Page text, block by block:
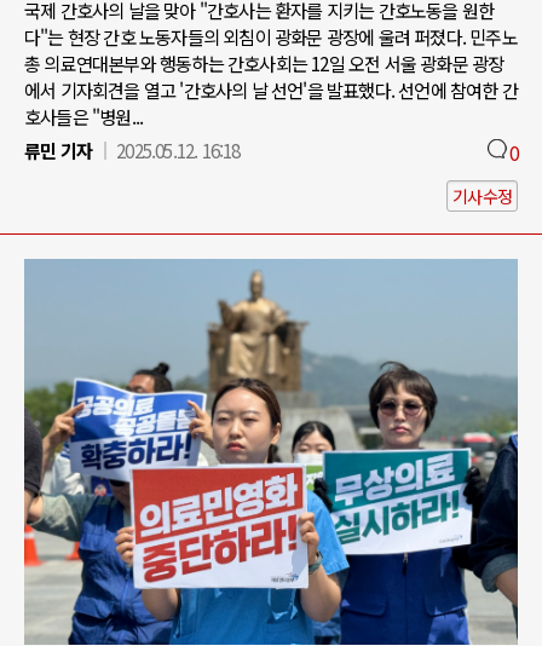
국제 간호사의 날을 맞아 "간호사는 환자를 지키는 간호노동을 원한
다"는 현장 간호 노동자들의 외침이 광화문 광장에 울려 퍼졌다. 민주노
총 의료연대본부와 행동하는 간호사회는 12일 오전 서울 광화문 광장
에서 기자회견을 열고 '간호사의 날 선언'을 발표했다. 선언에 참여한 간
호사들은 "병원...
류민 기자
2025.05.12. 16:18 0
기사수정